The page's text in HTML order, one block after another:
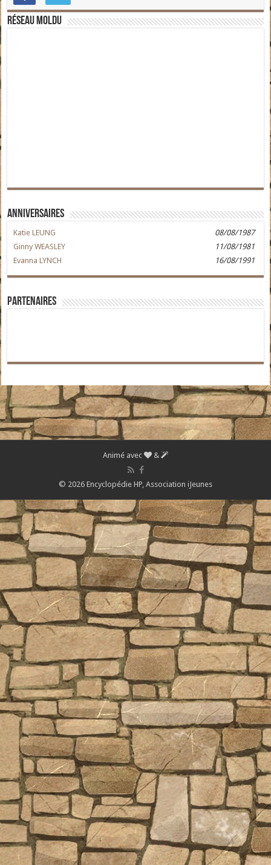
Réseau moldu
Anniversaires
Katie LEUNG
08/08/1987
Ginny WEASLEY
11/08/1981
Evanna LYNCH
16/08/1991
Partenaires
Animé avec &
© 2026 Encyclopédie HP, Association iJeunes